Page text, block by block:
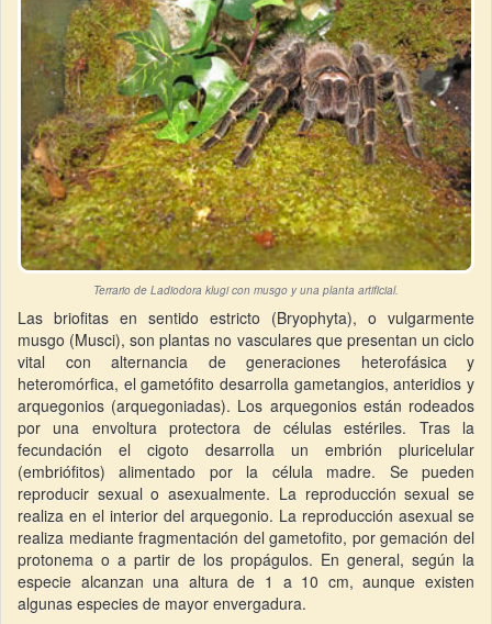
Terrario de Ladiodora klugi con musgo y una planta artificial.
Las briofitas en sentido estricto (Bryophyta), o vulgarmente
musgo (Musci), son plantas no vasculares que presentan un ciclo
vital con alternancia de generaciones heterofásica y
heteromórfica, el gametófito desarrolla gametangios, anteridios y
arquegonios (arquegoniadas). Los arquegonios están rodeados
por una envoltura protectora de células estériles. Tras la
fecundación el cigoto desarrolla un embrión pluricelular
(embriófitos) alimentado por la célula madre. Se pueden
reproducir sexual o asexualmente. La reproducción sexual se
realiza en el interior del arquegonio. La reproducción asexual se
realiza mediante fragmentación del gametofito, por gemación del
protonema o a partir de los propágulos. En general, según la
especie alcanzan una altura de 1 a 10 cm, aunque existen
algunas especies de mayor envergadura.